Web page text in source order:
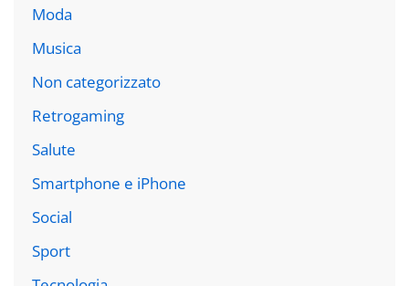
Moda
Musica
Non categorizzato
Retrogaming
Salute
Smartphone e iPhone
Social
Sport